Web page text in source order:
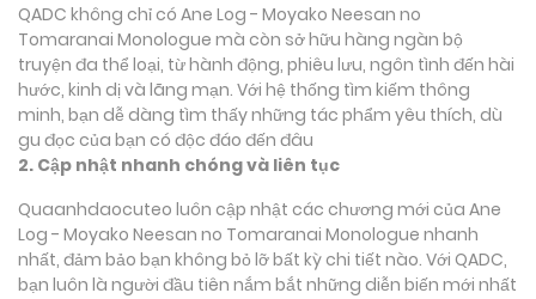
QADC không chỉ có Ane Log - Moyako Neesan no
Tomaranai Monologue mà còn sở hữu hàng ngàn bộ
truyện đa thể loại, từ hành động, phiêu lưu, ngôn tình đến hài
hước, kinh dị và lãng mạn. Với hệ thống tìm kiếm thông
minh, bạn dễ dàng tìm thấy những tác phẩm yêu thích, dù
gu đọc của bạn có độc đáo đến đâu
2. Cập nhật nhanh chóng và liên tục
Quaanhdaocuteo luôn cập nhật các chương mới của Ane
Log - Moyako Neesan no Tomaranai Monologue nhanh
nhất, đảm bảo bạn không bỏ lỡ bất kỳ chi tiết nào. Với QADC,
bạn luôn là người đầu tiên nắm bắt những diễn biến mới nhất